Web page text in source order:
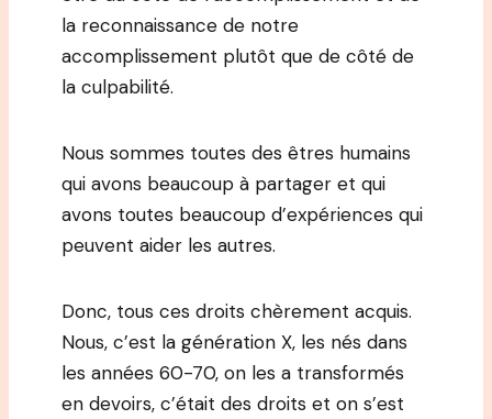
la reconnaissance de notre
accomplissement plutôt que de côté de
la culpabilité.
Nous sommes toutes des êtres humains
qui avons beaucoup à partager et qui
avons toutes beaucoup d’expériences qui
peuvent aider les autres.
Donc, tous ces droits chèrement acquis.
Nous, c’est la génération X, les nés dans
les années 60-70, on les a transformés
en devoirs, c’était des droits et on s’est